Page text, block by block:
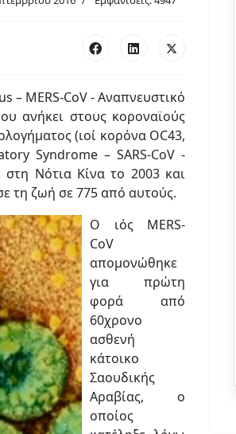
– MERS-CoV - Αναπνευστικό
ανήκει στους κοροναϊούς
(ιοί κορόνα OC43,
Syndrome – SARS-CoV -
Νότια Κίνα το 2003 και
τη ζωή σε 775 από αυτούς.
Ο ιός MERS-
CoV
απομονώθηκε
για πρώτη
φορά από
60χρονο
ασθενή
κάτοικο
Σαουδικής
Αραβίας, ο
οποίος